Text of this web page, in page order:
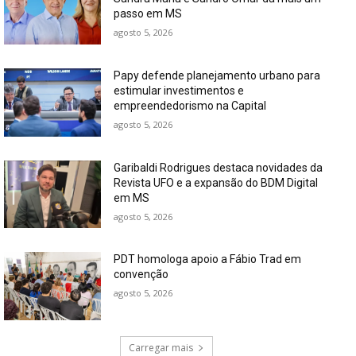
passo em MS
agosto 5, 2026
Papy defende planejamento urbano para
estimular investimentos e
empreendedorismo na Capital
agosto 5, 2026
Garibaldi Rodrigues destaca novidades da
Revista UFO e a expansão do BDM Digital
em MS
agosto 5, 2026
PDT homologa apoio a Fábio Trad em
convenção
agosto 5, 2026
Carregar mais